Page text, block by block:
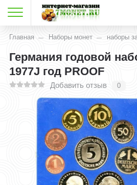
Главная Наборы монет наборы
Германия годовой
1977J год PROOF
Добавить отзыв 0